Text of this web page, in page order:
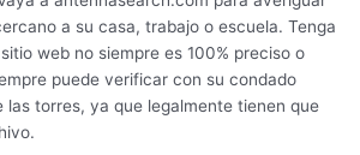
a su casa, trabajo o escuela. Tenga
web no siempre es 100% preciso o
puede verificar con su condado
las torres, ya que legalmente tienen que